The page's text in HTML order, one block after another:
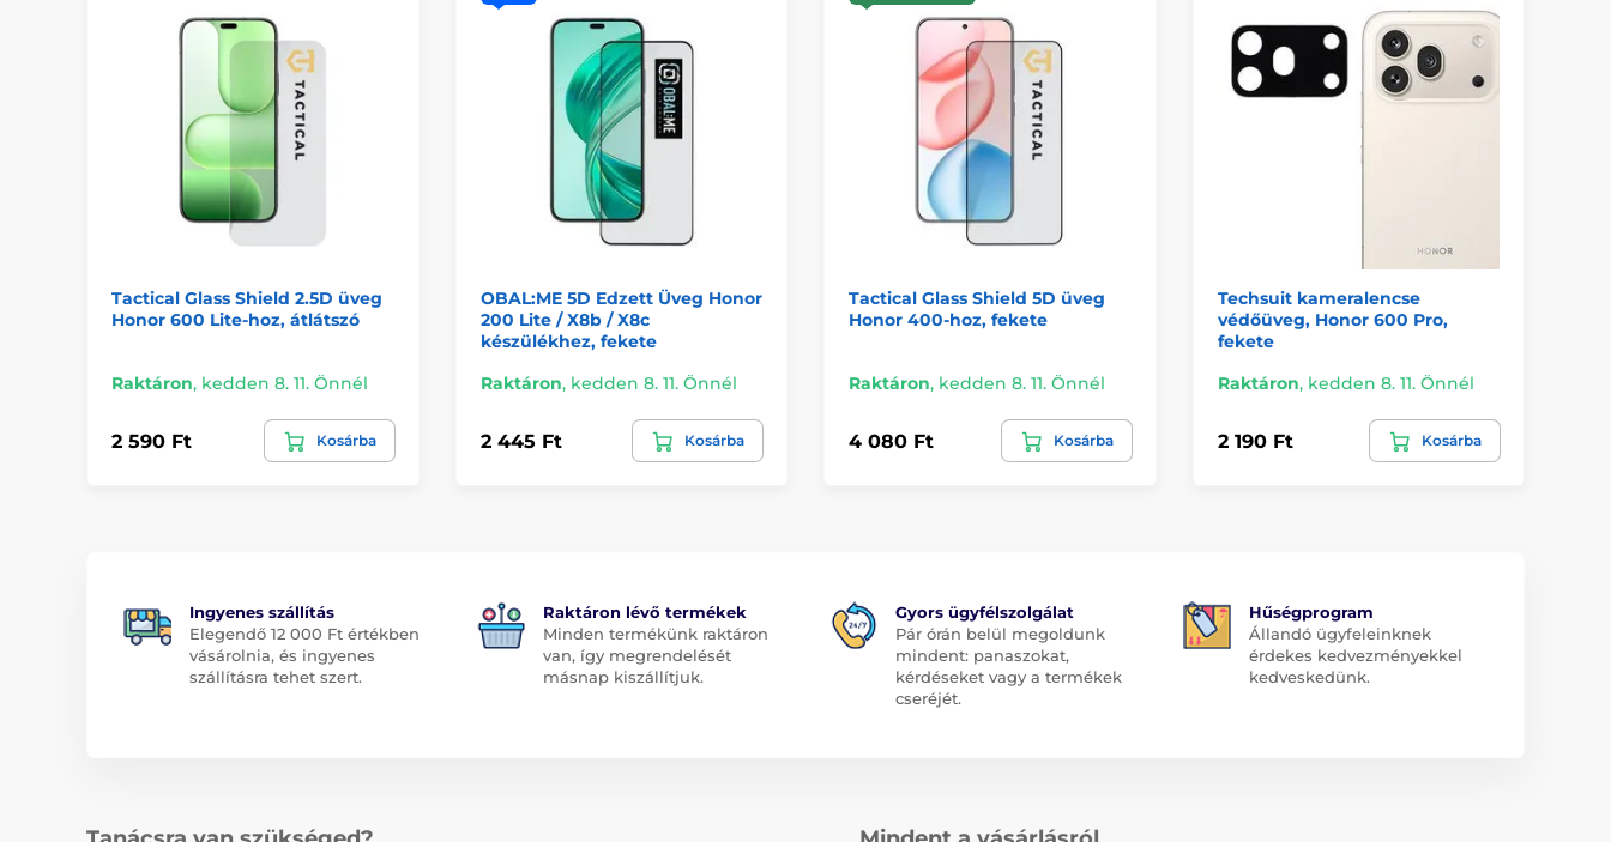
Tactical Glass Shield 2.5D üveg
Honor 600 Lite-hoz, átlátszó
Raktáron, kedden 8. 11. Önnél
2 590 Ft Kosárba
OBAL:ME 5D Edzett Üveg Honor
200 Lite / X8b / X8c
készülékhez, fekete
Raktáron, kedden 8. 11. Önnél
2 445 Ft Kosárba
Tactical Glass Shield 5D üveg
Honor 400-hoz, fekete
Raktáron, kedden 8. 11. Önnél
4 080 Ft Kosárba
Techsuit kameralencse
védőüveg, Honor 600 Pro,
fekete
Raktáron, kedden 8. 11. Önnél
2 190 Ft Kosárba
Ingyenes szállítás
Elegendő 12 000 Ft értékben
vásárolnia, és ingyenes
szállításra tehet szert.
Raktáron lévő termékek
Minden termékünk raktáron
van, így megrendelését
másnap kiszállítjuk.
Gyors ügyfélszolgálat
Pár órán belül megoldunk
mindent: panaszokat,
kérdéseket vagy a termékek
cseréjét.
Hűségprogram
Állandó ügyfeleinknek
érdekes kedvezményekkel
kedveskedünk.